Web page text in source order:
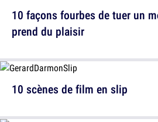
10 façons fourbes de tuer un
prend du plaisir
10 scènes de film en slip